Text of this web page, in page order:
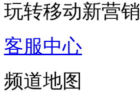
玩转移动新营销
客服中心
频道地图